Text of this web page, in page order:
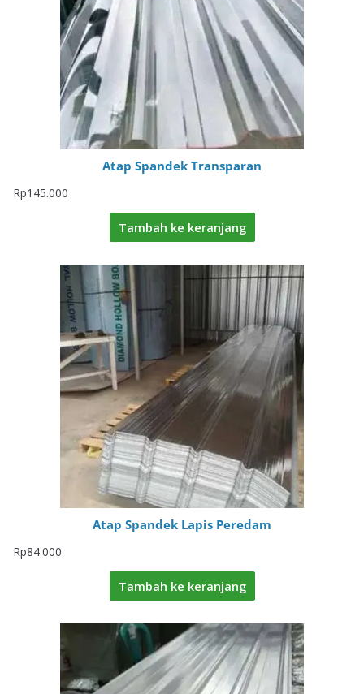
Atap Spandek Transparan
Rp145.000
Tambah ke keranjang
Atap Spandek Lapis Peredam
Rp84.000
Tambah ke keranjang